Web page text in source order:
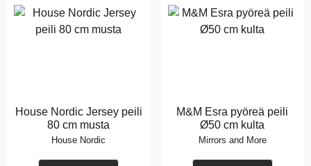
House Nordic Jersey peili
80 cm musta
House Nordic
M&M Esra pyöreä peili
Ø50 cm kulta
Mirrors and More